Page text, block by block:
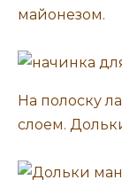
майонезом.
На полоску
слоем.